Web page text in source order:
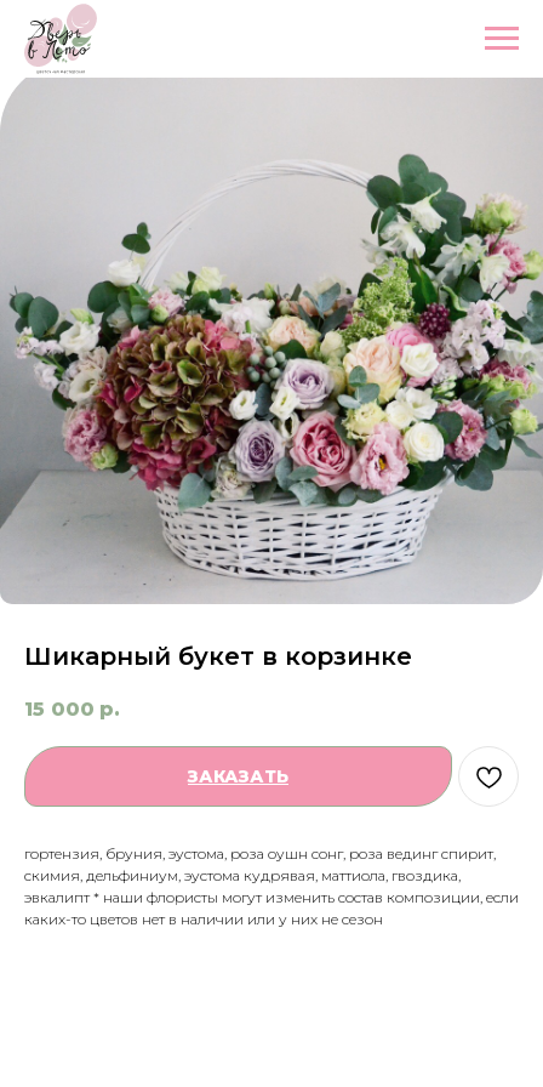
Шикарный букет в корзинке
15 000 р.
ЗАКАЗАТЬ
гортензия, бруния, эустома, роза оушн сонг, роза вединг спирит,
скимия, дельфиниум, эустома кудрявая, маттиола, гвоздика,
эвкалипт * наши флористы могут изменить состав композиции, если
каких-то цветов нет в наличии или у них не сезон